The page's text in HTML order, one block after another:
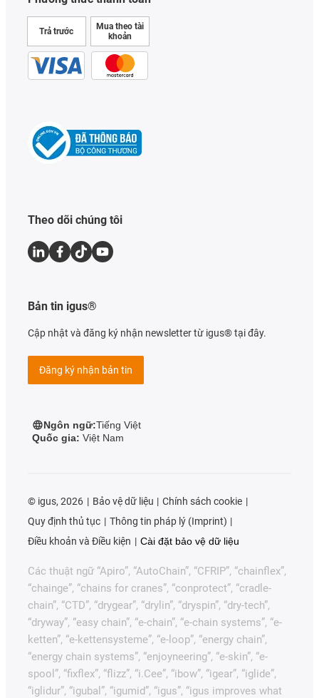
Trả trước
Mua theo tài
khoản
Theo dõi chúng tôi
Bản tin igus®
Cập nhật và đăng ký nhận newsletter từ igus® tại đây.
Đăng ký nhận bản tin
Ngôn ngữ:Tiếng Việt
Quốc gia: Việt Nam
© igus, 2026 Bảo vệ dữ liệu
Chính sách cookie
Quy định thủ tục
Thông tin pháp lý (Imprint)
Điều khoản và Điều kiện
Cài đặt bảo vệ dữ liệu
Các thuật ngữ “Apiro”, “AutoChain”, “CFRIP”, “chainflex”,
“chainge”, “chains for cranes”, “conprotect”, “cradle-
chain”, “CTD”, “drygear”, “drylin”, “dryspin”, “dry-tech”,
“dryway”, “easy chain”, “e-chain”, “e-chain systems”, “e-
ketten”, “e-kettensysteme”, “e-loop”, “energy chain”,
“energy chain systems”, “enjoyneering”, “e-skin”, “e-
spool”, “fixflex”, “flizz”, “i.Cee”, “ibow”, “igear”, “iglide”,
“iglidur”, “igubal”, “igumid”, “igus”, “igus improves what